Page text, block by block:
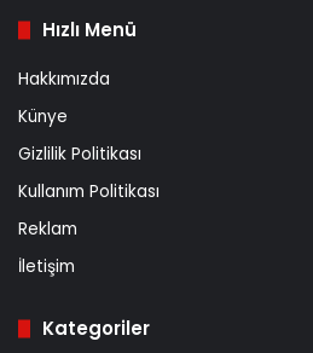
Hızlı Menü
Hakkımızda
Künye
Gizlilik Politikası
Kullanım Politikası
Reklam
İletişim
Kategoriler